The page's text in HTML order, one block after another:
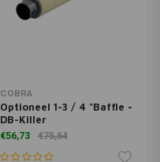
COBRA
Optioneel 1-3 / 4 "Baffle -
DB-Killer
€56,73 €75,64